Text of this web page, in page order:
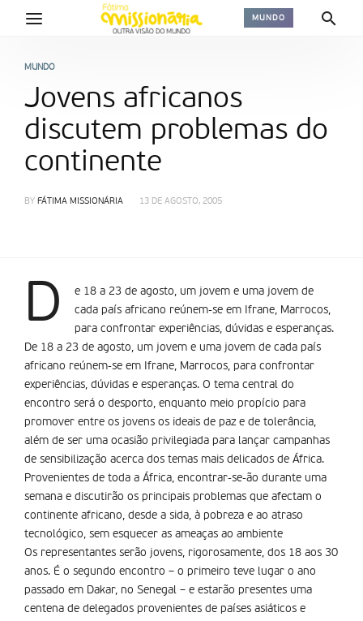
MUNDO
MUNDO
Jovens africanos
discutem problemas do
continente
BY FÁTIMA MISSIONÁRIA 13 DE AGOSTO, 2005
D
e 18 a 23 de agosto, um jovem e uma jovem de
cada país africano reúnem-se em Ifrane, Marrocos,
para confrontar experiências, dúvidas e esperanças.
De 18 a 23 de agosto, um jovem e uma jovem de cada país
africano reúnem-se em Ifrane, Marrocos, para confrontar
experiências, dúvidas e esperanças. O tema central do
encontro será o desporto, enquanto meio propício para
promover entre os jovens os ideais de paz e de tolerância,
além de ser uma ocasião privilegiada para lançar campanhas
de sensibilização acerca dos temas mais delicados de África.
Provenientes de toda a África, encontrar-se-ão durante uma
semana e discutirão os principais problemas que afectam o
continente africano, desde a sida, à pobreza e ao atraso
tecnológico, sem esquecer as ameaças ao ambiente
Os representantes serão jovens, rigorosamente, dos 18 aos 30
anos. É o segundo encontro – o primeiro teve lugar o ano
passado em Dakar, no Senegal – e estarão presentes uma
centena de delegados provenientes de países asiáticos e